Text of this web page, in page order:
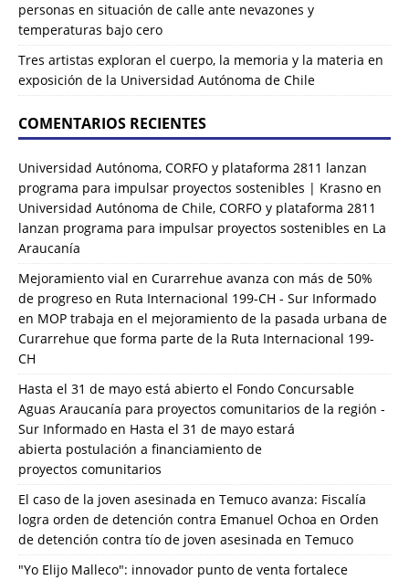
personas en situación de calle ante nevazones y
temperaturas bajo cero
Tres artistas exploran el cuerpo, la memoria y la materia en
exposición de la Universidad Autónoma de Chile
COMENTARIOS RECIENTES
Universidad Autónoma, CORFO y plataforma 2811 lanzan
programa para impulsar proyectos sostenibles | Krasno en
Universidad Autónoma de Chile, CORFO y plataforma 2811
lanzan programa para impulsar proyectos sostenibles en La
Araucanía
Mejoramiento vial en Curarrehue avanza con más de 50%
de progreso en Ruta Internacional 199-CH - Sur Informado
en MOP trabaja en el mejoramiento de la pasada urbana de
Curarrehue que forma parte de la Ruta Internacional 199-
CH
Hasta el 31 de mayo está abierto el Fondo Concursable
Aguas Araucanía para proyectos comunitarios de la región -
Sur Informado en Hasta el 31 de mayo estará
abierta postulación a financiamiento de
proyectos comunitarios
El caso de la joven asesinada en Temuco avanza: Fiscalía
logra orden de detención contra Emanuel Ochoa en Orden
de detención contra tío de joven asesinada en Temuco
"Yo Elijo Malleco": innovador punto de venta fortalece